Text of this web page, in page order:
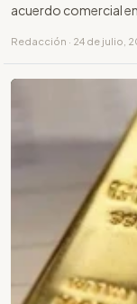
acuerdo comercial
Redacción · 24 de julio,